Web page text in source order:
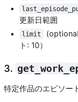
更新日範囲
limit
ト: 10）
3.
特定作品のエピソー